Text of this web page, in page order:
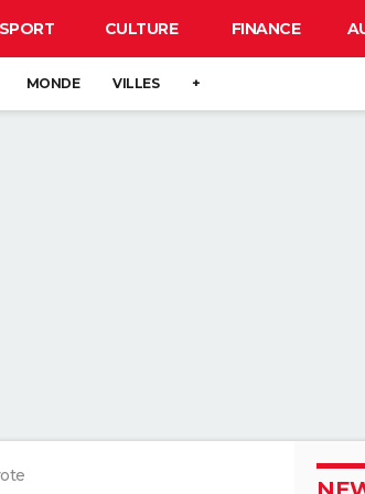
SPORT CULTURE FINANCE
MONDE VILLES +